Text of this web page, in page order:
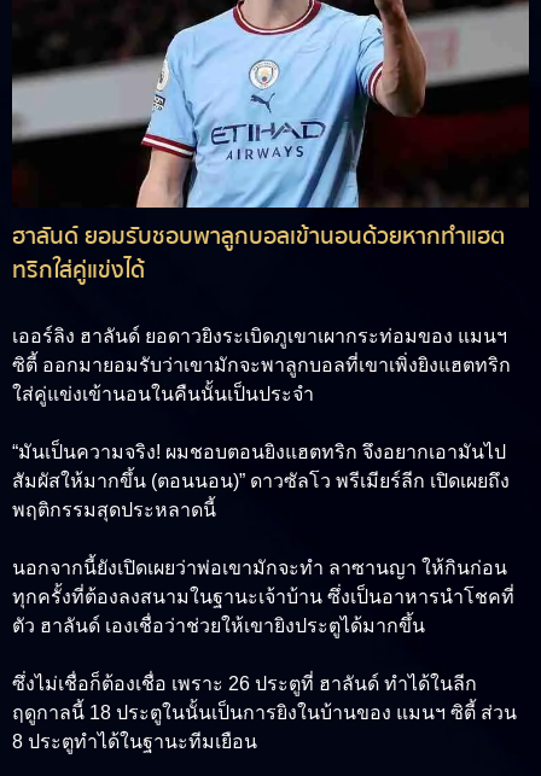
ฮาลันด์ ยอมรับชอบพาลูกบอลเข้านอนด้วยหากทำแฮต
ทริกใส่คู่แข่งได้
เออร์ลิง ฮาลันด์ ยอดาวยิงระเบิดภูเขาเผากระท่อมของ แมนฯ
ซิตี้ ออกมายอมรับว่าเขามักจะพาลูกบอลที่เขาเพิ่งยิงแฮตทริก
ใส่คู่แข่งเข้านอนในคืนนั้นเป็นประจำ
“มันเป็นความจริง! ผมชอบตอนยิงแฮตทริก จึงอยากเอามันไป
สัมผัสให้มากขึ้น (ตอนนอน)” ดาวซัลโว พรีเมียร์ลีก เปิดเผยถึง
พฤติกรรมสุดประหลาดนี้
นอกจากนี้ยังเปิดเผยว่าพ่อเขามักจะทำ ลาซานญา ให้กินก่อน
ทุกครั้งที่ต้องลงสนามในฐานะเจ้าบ้าน ซึ่งเป็นอาหารนำโชคที่
ตัว ฮาลันด์ เองเชื่อว่าช่วยให้เขายิงประตูได้มากขึ้น
ซึ่งไม่เชื่อก็ต้องเชื่อ เพราะ 26 ประตูที่ ฮาลันด์ ทำได้ในลีก
ฤดูกาลนี้ 18 ประตูในนั้นเป็นการยิงในบ้านของ แมนฯ ซิตี้ ส่วน
8 ประตูทำได้ในฐานะทีมเยือน